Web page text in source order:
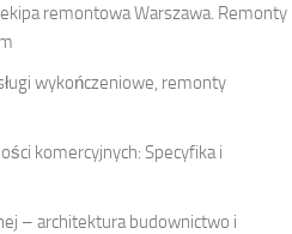
remontowa Warszawa. Remonty
wykończeniowe, remonty
komercyjnych: Specyfika i
– architektura budownictwo i